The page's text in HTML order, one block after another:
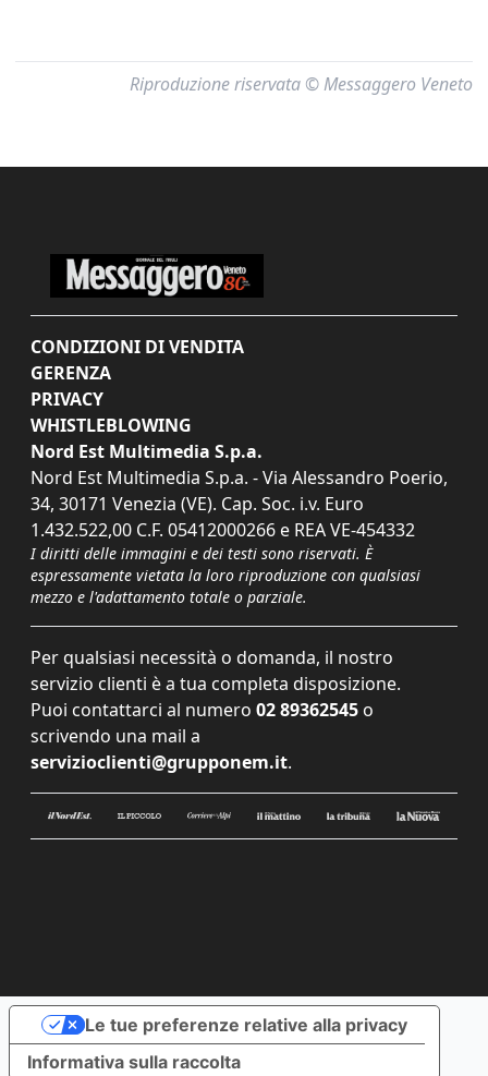
Riproduzione riservata © Messaggero Veneto
CONDIZIONI DI VENDITA
GERENZA
PRIVACY
WHISTLEBLOWING
Nord Est Multimedia S.p.a.
Nord Est Multimedia S.p.a. - Via Alessandro Poerio,
34, 30171 Venezia (VE). Cap. Soc. i.v. Euro
1.432.522,00 C.F. 05412000266 e REA VE-454332
I diritti delle immagini e dei testi sono riservati. È
espressamente vietata la loro riproduzione con qualsiasi
mezzo e l'adattamento totale o parziale.
Per qualsiasi necessità o domanda, il nostro
servizio clienti è a tua completa disposizione.
Puoi contattarci al numero 02 89362545 o
scrivendo una mail a
servizioclienti@grupponem.it.
Informativa sulla raccolta
Le tue preferenze relative alla privacy